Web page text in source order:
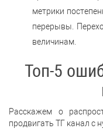
метрики
перерывы.
величинам.
Топ-5
Расскажем о
продвигать ТГ канал с